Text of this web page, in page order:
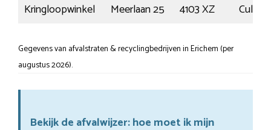
Kringloopwinkel
Meerlaan 25 4103 XZ
Gegevens van afvalstraten & recyclingbedrijven in Erichem (per
augustus 2026).
Bekijk de afvalwijzer: hoe moet ik mijn